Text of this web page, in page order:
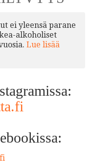
ei yleensä parane
alkoholiset
Lue lisää